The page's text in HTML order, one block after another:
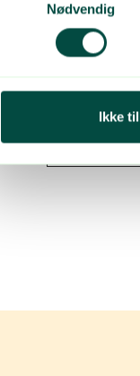
Nødvendig
Ikke
AF
AF
Betonmast